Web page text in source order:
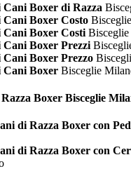
Boxer di Razza
Cani Boxer Costo
Cani Boxer Costi
Cani Boxer Prezzi
Boxer Prezzo
Cani Boxer Bisceglie
Boxer Bisceglie
di Razza Boxer con
di Razza Boxer con